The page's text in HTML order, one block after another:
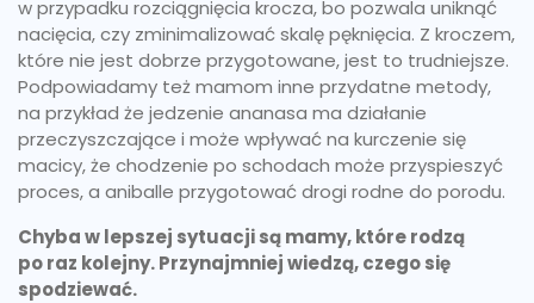
w przypadku rozciągnięcia krocza, bo pozwala uniknąć
nacięcia, czy zminimalizować skalę pęknięcia. Z kroczem,
które nie jest dobrze przygotowane, jest to trudniejsze.
Podpowiadamy też mamom inne przydatne metody,
na przykład że jedzenie ananasa ma działanie
przeczyszczające i może wpływać na kurczenie się
macicy, że chodzenie po schodach może przyspieszyć
proces, a aniballe przygotować drogi rodne do porodu.
Chyba w lepszej sytuacji są mamy, które rodzą
po raz kolejny. Przynajmniej wiedzą, czego się
spodziewać.